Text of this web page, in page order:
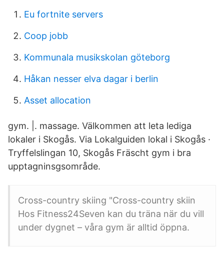
Eu fortnite servers
Coop jobb
Kommunala musikskolan göteborg
Håkan nesser elva dagar i berlin
Asset allocation
gym. |. massage. Välkommen att leta lediga
lokaler i Skogås. Via Lokalguiden lokal i Skogås ·
Tryffelslingan 10, Skogås Fräscht gym i bra
upptagninsgsområde.
Cross-country skiing "Cross-country skiin
Hos Fitness24Seven kan du träna när du vill
under dygnet – våra gym är alltid öppna.